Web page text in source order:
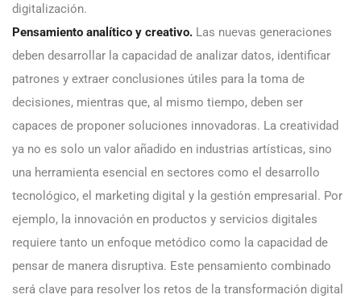
digitalización.
Pensamiento analítico y creativo. Las nuevas generaciones
deben desarrollar la capacidad de analizar datos, identificar
patrones y extraer conclusiones útiles para la toma de
decisiones, mientras que, al mismo tiempo, deben ser
capaces de proponer soluciones innovadoras. La creatividad
ya no es solo un valor añadido en industrias artísticas, sino
una herramienta esencial en sectores como el desarrollo
tecnológico, el marketing digital y la gestión empresarial. Por
ejemplo, la innovación en productos y servicios digitales
requiere tanto un enfoque metódico como la capacidad de
pensar de manera disruptiva. Este pensamiento combinado
será clave para resolver los retos de la transformación digital